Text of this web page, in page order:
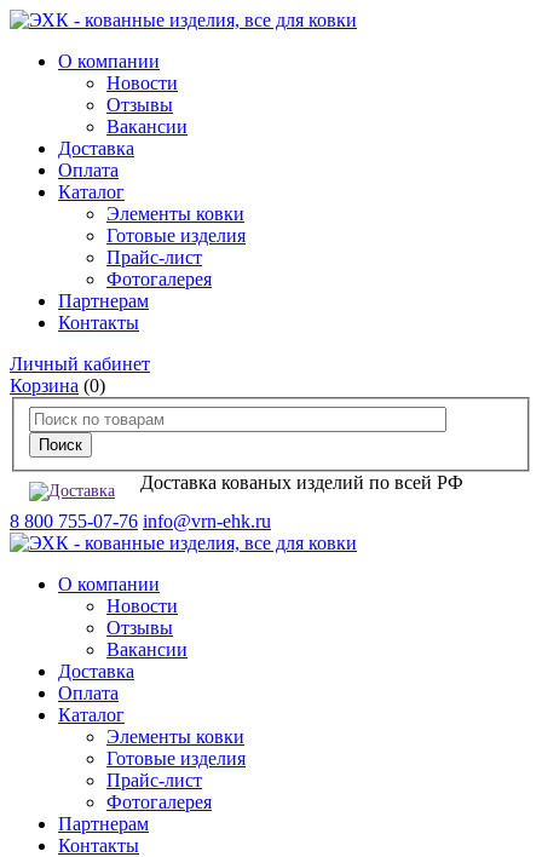
О компании
Новости
Отзывы
Вакансии
Доставка
Оплата
Каталог
Элементы ковки
Готовые изделия
Прайс-лист
Фотогалерея
Партнерам
Контакты
Личный кабинет
Корзина (0)
Доставка кованых изделий по всей РФ
8 800 755-07-76 info@vrn-ehk.ru
О компании
Новости
Отзывы
Вакансии
Доставка
Оплата
Каталог
Элементы ковки
Готовые изделия
Прайс-лист
Фотогалерея
Партнерам
Контакты